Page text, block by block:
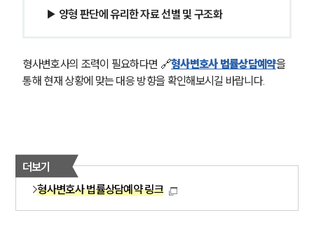
▶ 양형 판단에 유리한 자료 선별 및 구조화
형사변호사의 조력이 필요하다면 🔗형사변호사 법률상담예약을
통해 현재 상황에 맞는 대응 방향을 확인해보시길 바랍니다.
더보기
형사변호사 법률상담예약 링크